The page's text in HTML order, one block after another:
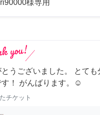
様専用
とうございました。 とて
す！ がんばります。☺️
チケット